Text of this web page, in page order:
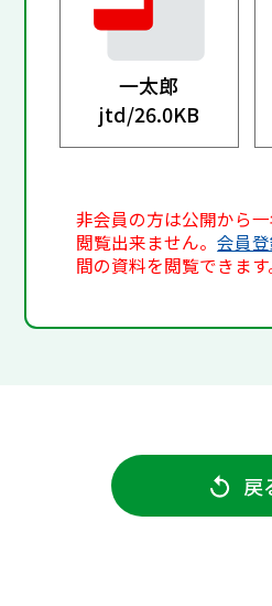
一太郎
jtd/26.0KB
非会員の方は公開から
閲覧出来ません。会員
間の資料を閲覧できます
戻